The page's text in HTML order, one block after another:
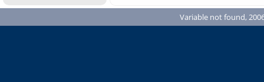
Variable not found,